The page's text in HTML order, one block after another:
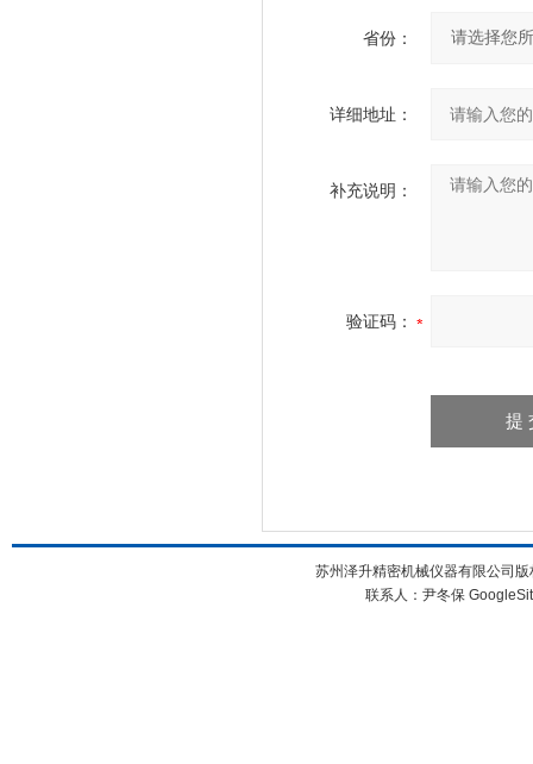
省份：
详细地址：
补充说明：
验证码：
苏州泽升精密机械仪器有限公司
联系人：尹冬保